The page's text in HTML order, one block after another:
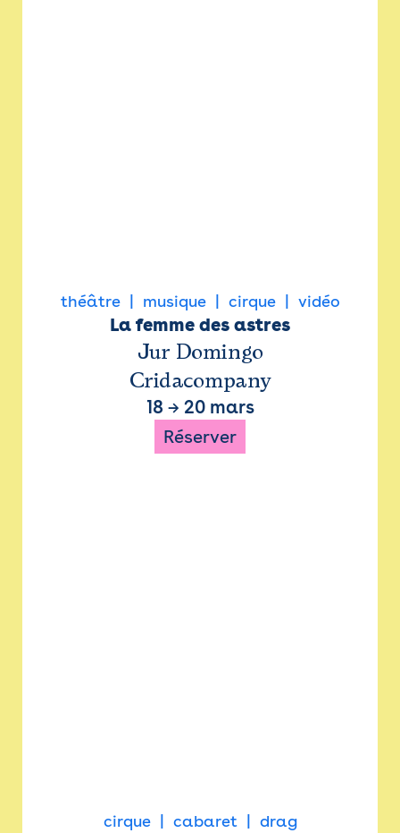
théâtre musique cirque vidéo
La femme des astres
Jur Domingo
Cridacompany
18 → 20 mars
Réserver
cirque cabaret drag